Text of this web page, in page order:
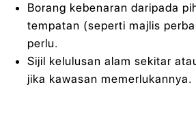
Borang kebenaran daripada
tempatan (seperti majlis
perlu.
Sijil kelulusan alam sekitar
jika kawasan memerlukannya.